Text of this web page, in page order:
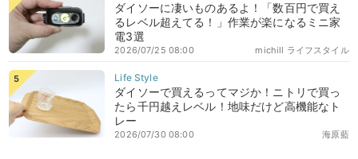
ダイソーに凄いものあるよ！「数百円で買え
るレベル超えてる！」作業が楽になるミニ家
電3選
michill ライフスタイル
2026/07/25 08:00
ダイソーで買えるってマジか！ニトリで買っ
たら千円越えレベル！地味だけど高機能なト
レー
海原藍
2026/07/30 08:00